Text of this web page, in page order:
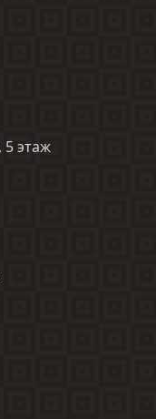
, 5 этаж